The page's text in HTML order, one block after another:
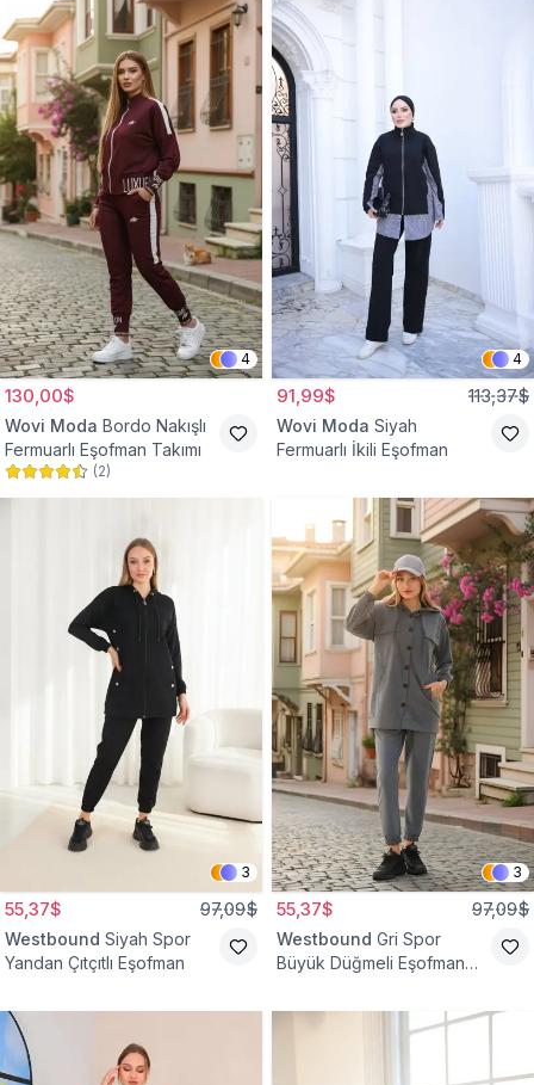
4
130,00$
Wovi Moda Bordo Nakışlı
Fermuarlı Eşofman Takımı
(2)
4
91,99$ 113,37$
Wovi Moda Siyah
Fermuarlı İkili Eşofman
3
55,37$ 97,09$
Westbound Siyah Spor
Yandan Çıtçıtlı Eşofman
3
55,37$ 97,09$
Westbound Gri Spor
Büyük Düğmeli Eşofman